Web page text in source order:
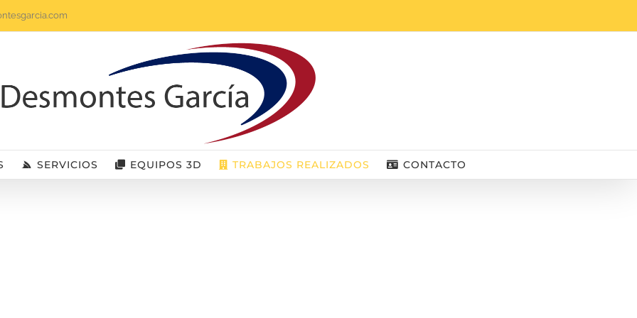
SERVICIOS EQUIPOS 3D TRABAJOS REALIZADOS CONTACTO